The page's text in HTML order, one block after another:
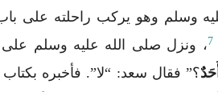
وسلم وهو يركب راحلته على
7، ونزل صلى الله عليه وسلم على
؟” فقال سعد: “لا”. فأخبره